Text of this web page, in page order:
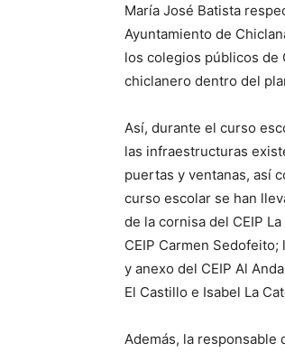
María José Batista
Ayuntamiento de
los colegios públicos de
chiclanero dentro del
Así, durante el curso
las infraestructuras
puertas y ventanas, así
curso escolar se han
de la cornisa del CEIP
CEIP Carmen
y anexo del CEIP Al
El Castillo e Isabel La
Además, la responsable